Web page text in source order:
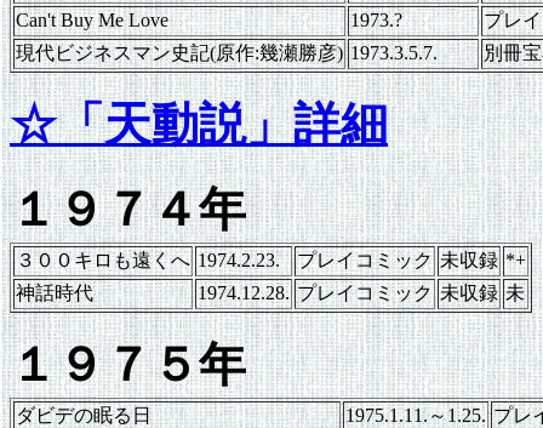
Can't Buy Me Love
1973.?
プレ
現代ビジネスマン史記(原作:幾瀬勝彦) 1973.3.5.7. 別冊
☆「天動説」詳細
１９７４年
３００キロも遠くへ 1974.2.23. プレイコミック 未収録 *+
神話時代
1974.12.28. プレイコミック 未収録 未
１９７５年
ダビデの眠る日 1975.1.11.～1.25. プレ